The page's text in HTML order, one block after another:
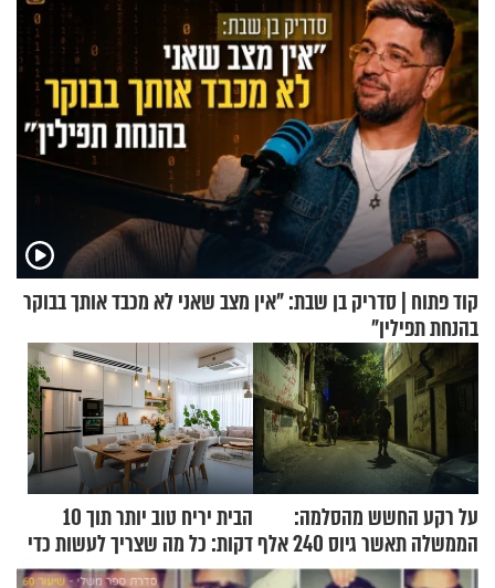
קוד פתוח | סדריק בן שבת: "אין מצב שאני לא מכבד אותך בבוקר
בהנחת תפילין"
על רקע החשש מהסלמה:
הממשלה תאשר גיוס 240 אלף
אנשי מילואים
הבית יריח טוב יותר תוך 10
דקות: כל מה שצריך לעשות כדי
לרענן את הבית